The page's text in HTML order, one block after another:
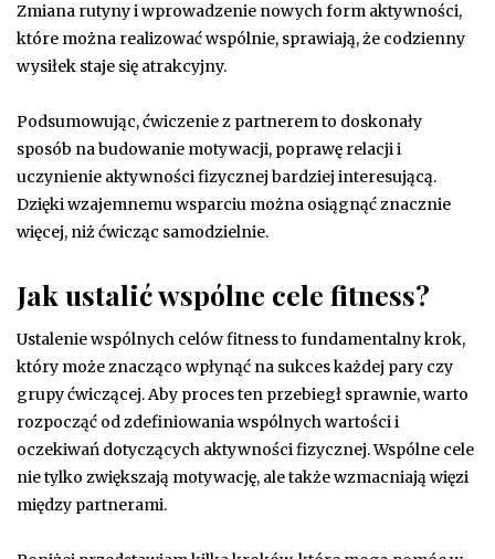
Zmiana rutyny i wprowadzenie nowych form aktywności,
które można realizować wspólnie, sprawiają, że codzienny
wysiłek staje się atrakcyjny.
Podsumowując, ćwiczenie z partnerem to doskonały
sposób na budowanie motywacji, poprawę relacji i
uczynienie aktywności fizycznej bardziej interesującą.
Dzięki wzajemnemu wsparciu można osiągnąć znacznie
więcej, niż ćwicząc samodzielnie.
Jak ustalić wspólne cele fitness?
Ustalenie wspólnych celów fitness to fundamentalny krok,
który może znacząco wpłynąć na sukces każdej pary czy
grupy ćwiczącej. Aby proces ten przebiegł sprawnie, warto
rozpocząć od zdefiniowania wspólnych wartości i
oczekiwań dotyczących aktywności fizycznej. Wspólne cele
nie tylko zwiększają motywację, ale także wzmacniają więzi
między partnerami.